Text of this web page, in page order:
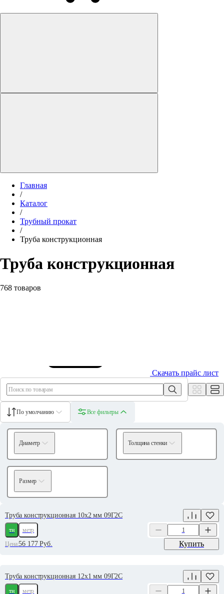
Главная
/
Каталог
/
Трубный прокат
/
Труба конструкционная
Труба конструкционная
768 товаров
Скачать прайс лист
По умолчанию Все фильтры
Диаметр Толщина стенки
Размер
Труба конструкционная 10х2 мм 09Г2С
тн
метр
Цена:56 177Руб. Купить
Труба конструкционная 12х1 мм 09Г2С
тн
метр